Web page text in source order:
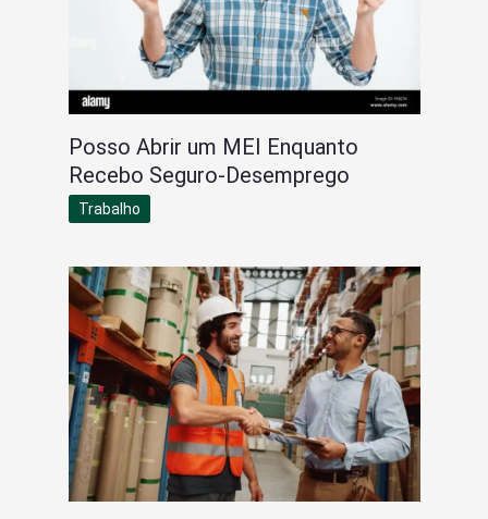
Posso Abrir um MEI Enquanto
Recebo Seguro-Desemprego
Trabalho